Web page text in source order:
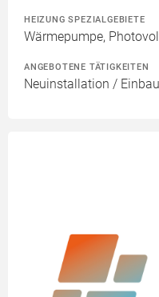
HEIZUNG SPEZIALGEBIETE
Wärmepumpe,
ANGEBOTENE TÄTIGKEITEN
Neuinstallation /